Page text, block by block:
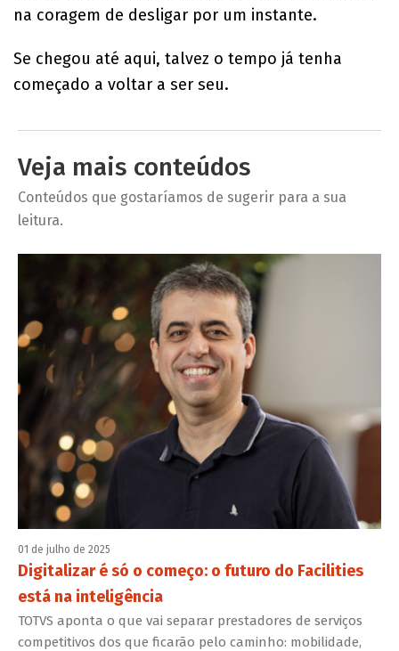
na coragem de desligar por um instante.
Se chegou até aqui, talvez o tempo já tenha
começado a voltar a ser seu.
Veja mais conteúdos
Conteúdos que gostaríamos de sugerir para a sua
leitura.
01 de julho de 2025
Digitalizar é só o começo: o futuro do Facilities
está na inteligência
TOTVS aponta o que vai separar prestadores de serviços
competitivos dos que ficarão pelo caminho: mobilidade,